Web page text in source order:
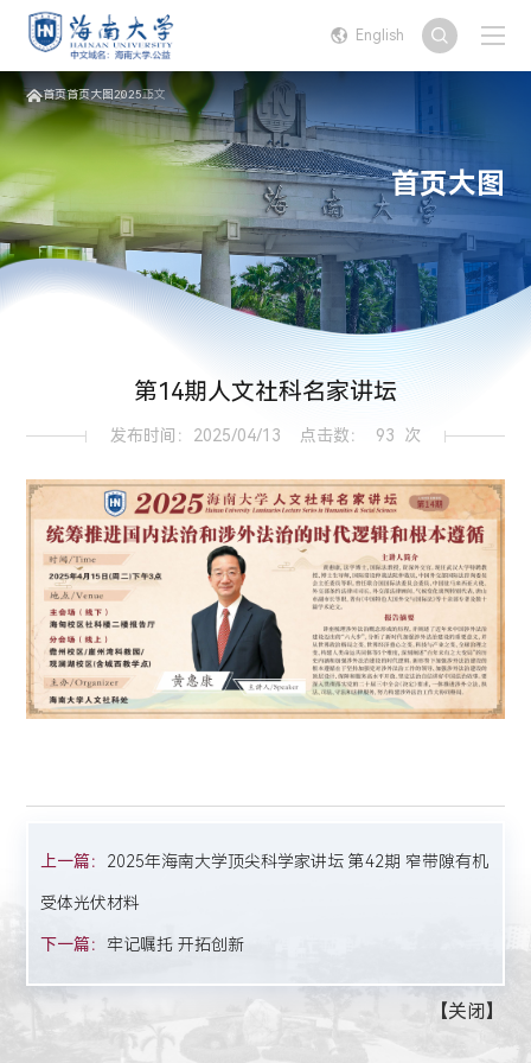
English
首页首页大图2025正文
首页大图
第14期人文社科名家讲坛
发布时间：2025/04/13 点击数： 93 次
上一篇： 2025年海南大学顶尖科学家讲坛 第42期 窄带隙有机
受体光伏材料
下一篇：牢记嘱托 开拓创新
【关闭 】